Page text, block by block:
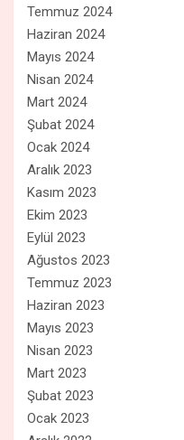
Temmuz 2024
Haziran 2024
Mayıs 2024
Nisan 2024
Mart 2024
Şubat 2024
Ocak 2024
Aralık 2023
Kasım 2023
Ekim 2023
Eylül 2023
Ağustos 2023
Temmuz 2023
Haziran 2023
Mayıs 2023
Nisan 2023
Mart 2023
Şubat 2023
Ocak 2023